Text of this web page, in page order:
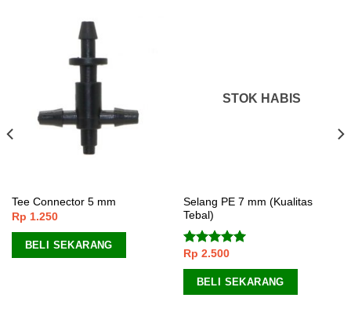
Tee Connector 5 mm
Rp 1.250
BELI SEKARANG
STOK HABIS
Selang PE 7 mm (Kualitas
Tebal)
Dinilai5.00
dari 5
Rp 2.500
BELI SEKARANG